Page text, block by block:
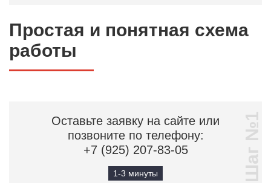
Простая и понятная схема
работы
Оставьте заявку на сайте или
позвоните по телефону:
+7 (925) 207-83-05
1-3 минуты Шаг №1